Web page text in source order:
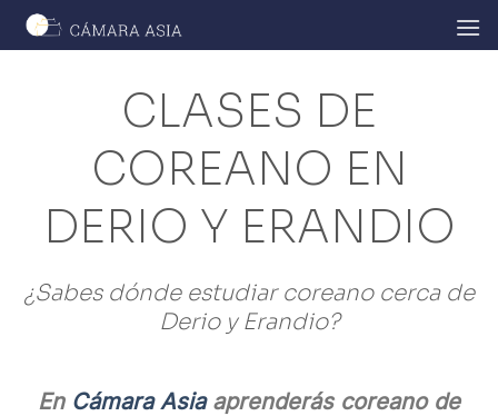
Skip
CLASES DE
COREANO EN
DERIO Y ERANDIO
¿Sabes dónde estudiar coreano cerca de
Derio y Erandio?
En Cámara Asiaaprenderás coreano de